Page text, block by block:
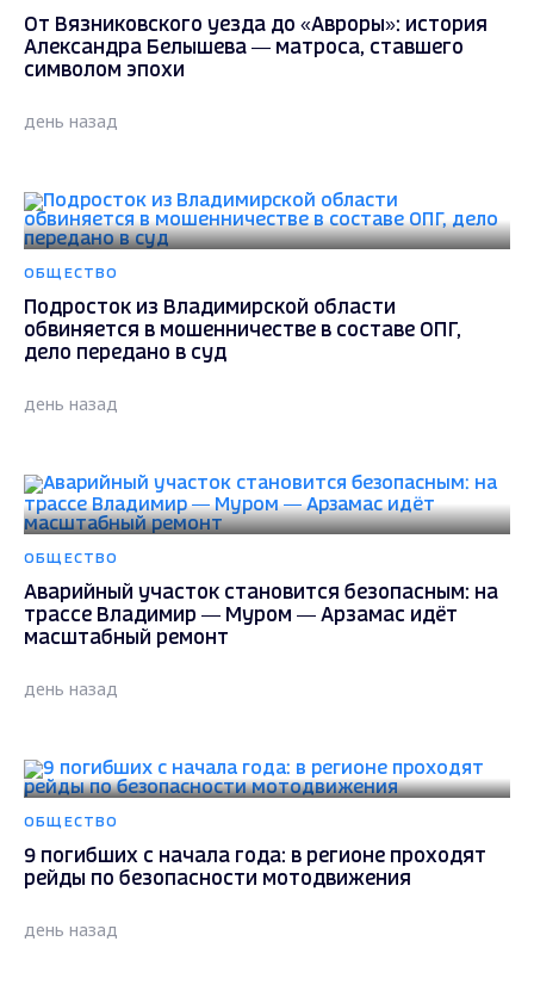
От Вязниковского уезда до «Авроры»: история
Александра Белышева — матроса, ставшего
символом эпохи
день назад
ОБЩЕСТВО
Подросток из Владимирской области
обвиняется в мошенничестве в составе ОПГ,
дело передано в суд
день назад
ОБЩЕСТВО
Аварийный участок становится безопасным: на
трассе Владимир — Муром — Арзамас идёт
масштабный ремонт
день назад
ОБЩЕСТВО
9 погибших с начала года: в регионе проходят
рейды по безопасности мотодвижения
день назад